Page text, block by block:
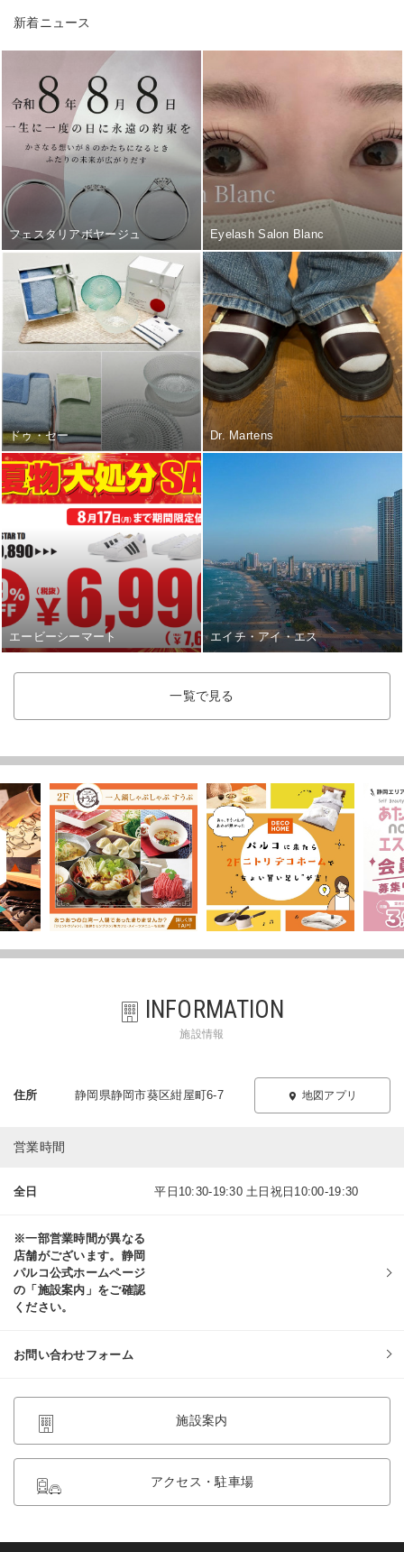
新着ニュース
フェスタリアボヤージュ Eyelash Salon Blanc
ドゥ・セー Dr. Martens
エービーシーマート エイチ・アイ・エス
一覧で見る
INFORMATION
施設情報
住所 静岡県静岡市葵区紺屋町6-7 地図アプリ
営業時間
全日 平日10:30-19:30 土日祝日10:00-19:30
※一部営業時間が異なる
店舗がございます。静岡
パルコ公式ホームページ
の「施設案内」をご確認
ください。
お問い合わせフォーム
施設案内
アクセス・駐車場